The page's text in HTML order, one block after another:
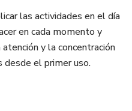
las actividades en el día
en cada momento y
y la concentración
desde el primer uso.